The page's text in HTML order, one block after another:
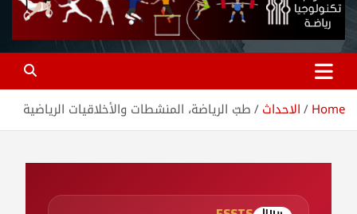
Home الاحداث طبّ الرياضة، المنشطات والأخلاقيات الرياضية